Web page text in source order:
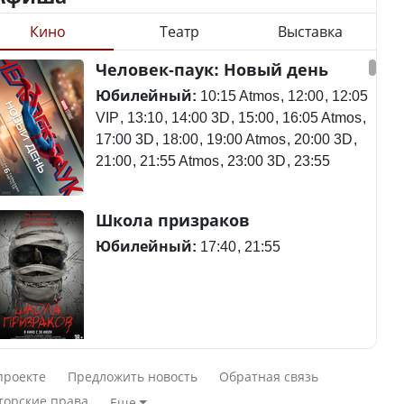
ли представлены
регионов в
төменгі жалақы,
экология: жеті
сайлаушылармен
талқылап жатыр?
зарплата,
говорят с
Станет ли
метапневмовирус
эпидемией, рассказали в
ВОЗ
потерпел крушение в
Южной Корее, погибли
120 человек
Актау: Путин принес
Кино Театр Выставка
Человек-паук: Новый день
Юбилейный: 10:15 Atmos 12:00 12:05
VIP 13:10 14:00 3D 15:00 16:05 Atmos
17:00 3D 18:00 19:00 Atmos 20:00 3D
21:00 21:55 Atmos 23:00 3D 23:55
Школа призраков
Юбилейный: 17:40 21:55
Смешарики сквозь вселенные
Юбилейный:
Предложить новость
Обратная связь